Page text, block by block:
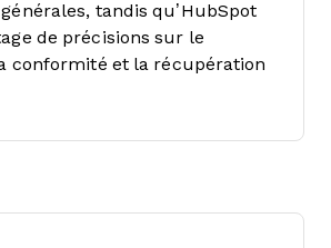
tandis qu’HubSpot
de précisions sur le
conformité et la récupération